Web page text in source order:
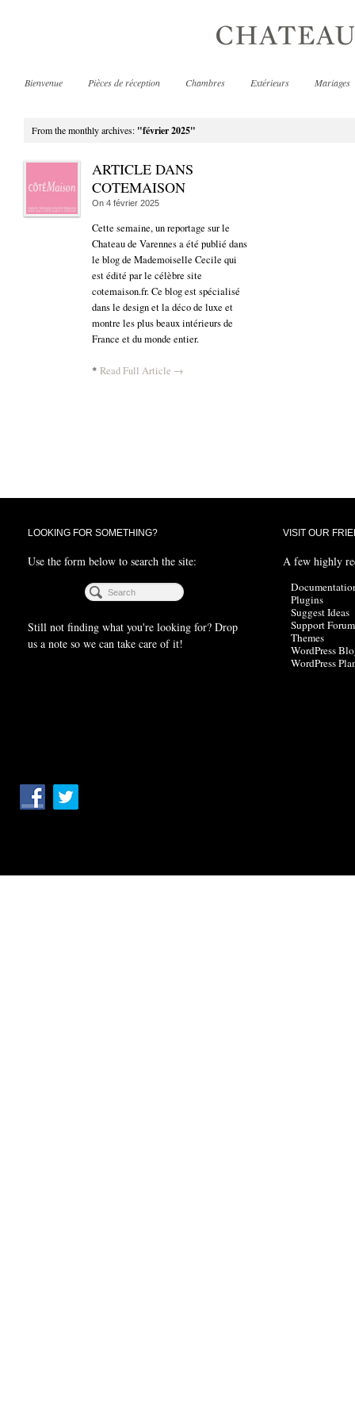
Bienvenue Pièces de réception Chambres Extérieurs Mariages
From the monthly archives: "février 2025"
ARTICLE DANS
COTEMAISON
On 4 février 2025
Cette semaine, un reportage sur le
Chateau de Varennes a été publié dans
le blog de Mademoiselle Cecile qui
est édité par le célèbre site
cotemaison.fr. Ce blog est spécialisé
dans le design et la déco de luxe et
montre les plus beaux intérieurs de
France et du monde entier.
* Read Full Article →
LOOKING FOR SOMETHING?
Use the form below to search the site:
Still not finding what you're looking for? Drop
us a note so we can take care of it!
VISIT OUR
A few highly
Plugins
Suggest Ideas
Support Forum
Themes
WordPress
WordPress